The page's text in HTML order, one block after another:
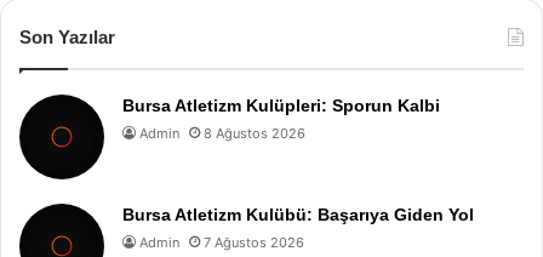
Son Yazılar
Bursa Atletizm Kulüpleri: Sporun Kalbi
Admin 8 Ağustos 2026
Bursa Atletizm Kulübü: Başarıya Giden Yol
Admin 7 Ağustos 2026